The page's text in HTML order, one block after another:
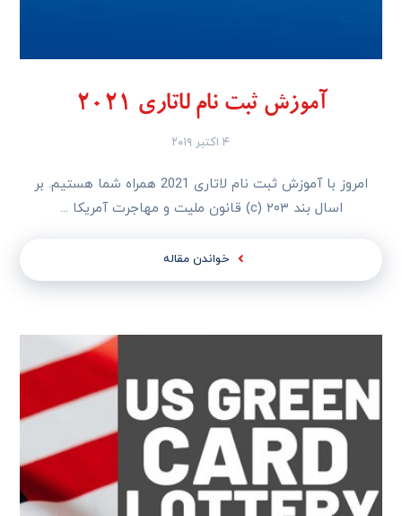
آموزش ثبت نام لاتاری 2021
۴ اکتبر ۲۰۱۹
امروز با آموزش ثبت نام لاتاری 2021 همراه شما هستیم. بر
اسال بند ۲۰۳ (c) قانون ملیت و مهاجرت آمریکا ...
خواندن مقاله